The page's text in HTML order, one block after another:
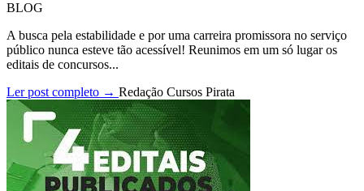
BLOG
A busca pela estabilidade e por uma carreira promissora no serviço
público nunca esteve tão acessível! Reunimos em um só lugar os
editais de concursos...
Ler post completo → Redação Cursos Pirata